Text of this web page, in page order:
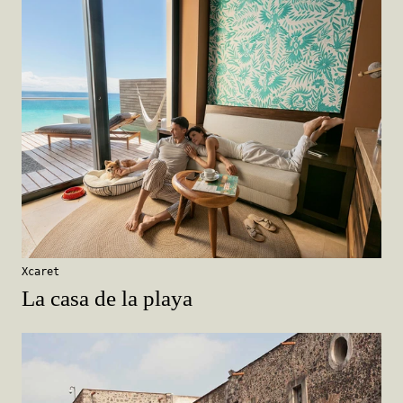
Xcaret
La casa de la playa